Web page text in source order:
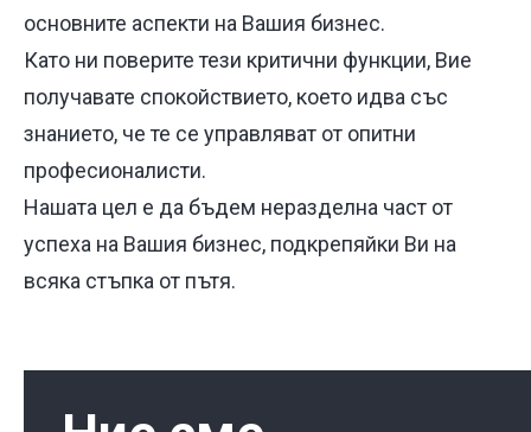
основните аспекти на Вашия бизнес.
Като ни поверите тези критични функции, Вие
получавате спокойствието, което идва със
знанието, че те се управляват от опитни
професионалисти.
Нашата цел е да бъдем неразделна част от
успеха на Вашия бизнес, подкрепяйки Ви на
всяка стъпка от пътя.